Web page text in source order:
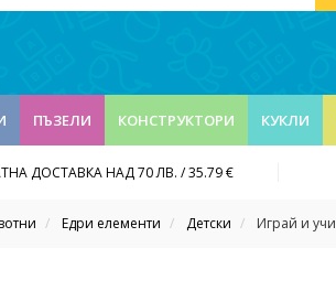
ПЪЗЕЛИ КОНСТРУКТОРИ КУКЛИ
ДОСТАВКА НАД 70 ЛВ. / 35.79 €
Едри елементи Детски Играй и учи